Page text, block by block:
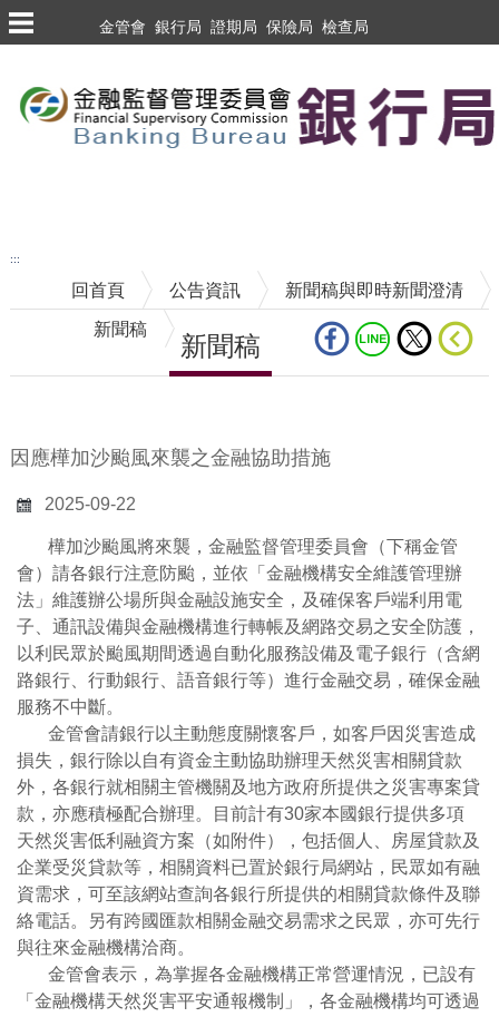
跳到主要內容區塊
金管會 銀行局 證期局 保險局 檢查局
:::
回首頁 公告資訊 新聞稿與即時新聞澄清
新聞稿
新聞稿
因應樺加沙颱風來襲之金融協助措施
2025-09-22
樺加沙颱風將來襲，金融監督管理委員會（下稱金管
會）請各銀行注意防颱，並依「金融機構安全維護管理辦
法」維護辦公場所與金融設施安全，及確保客戶端利用電
子、通訊設備與金融機構進行轉帳及網路交易之安全防護，
以利民眾於颱風期間透過自動化服務設備及電子銀行（含網
路銀行、行動銀行、語音銀行等）進行金融交易，確保金融
服務不中斷。
金管會請銀行以主動態度關懷客戶，如客戶因災害造成
損失，銀行除以自有資金主動協助辦理天然災害相關貸款
外，各銀行就相關主管機關及地方政府所提供之災害專案貸
款，亦應積極配合辦理。目前計有30家本國銀行提供多項
天然災害低利融資方案（如附件），包括個人、房屋貸款及
企業受災貸款等，相關資料已置於銀行局網站，民眾如有融
資需求，可至該網站查詢各銀行所提供的相關貸款條件及聯
絡電話。另有跨國匯款相關金融交易需求之民眾，亦可先行
與往來金融機構洽商。
金管會表示，為掌握各金融機構正常營運情況，已設有
「金融機構天然災害平安通報機制」，各金融機構均可透過